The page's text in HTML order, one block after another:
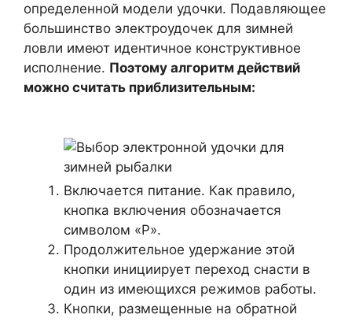
определенной модели удочки. Подавляющее
большинство электроудочек для зимней
ловли имеют идентичное конструктивное
исполнение. Поэтому алгоритм действий
можно считать приблизительным:
Включается питание. Как правило,
кнопка включения обозначается
символом «Р».
Продолжительное удержание этой
кнопки инициирует переход снасти в
один из имеющихся режимов работы.
Кнопки, размещенные на обратной